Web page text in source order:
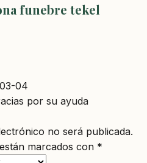
funebre tekel
04
por su ayuda
no será publicada.
marcados con *